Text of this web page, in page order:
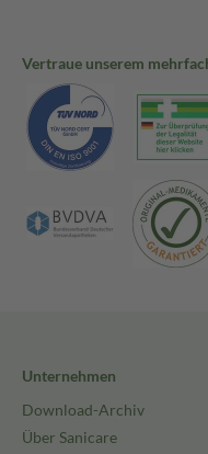
Vertraue unserem
Unternehmen
Download-Archiv
Über Sanicare